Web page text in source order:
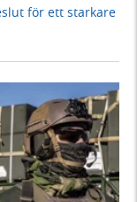
för ett starkare